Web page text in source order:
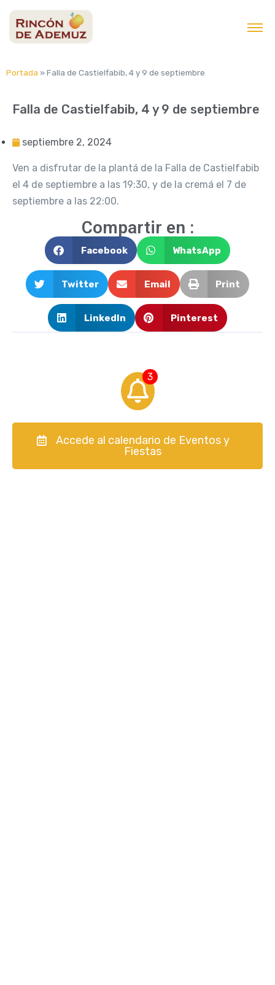
Portada »Falla de Castielfabib, 4 y 9 de septiembre
Falla de Castielfabib, 4 y 9 de septiembre
septiembre 2, 2024
Ven a disfrutar de la plantá de la Falla de Castielfabib
el 4 de septiembre a las 19:30, y de la cremá el 7 de
septiembre a las 22:00.
Compartir en :
Facebook WhatsApp
Twitter Email Print
LinkedIn Pinterest
3
Accede al calendario de Eventos y
Fiestas